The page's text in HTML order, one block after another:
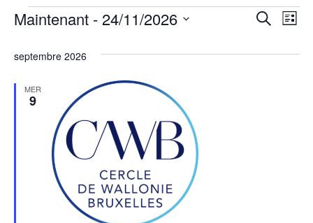
et
Recherche
Liste
Maintenant - 24/11/2026
une
septembre 2026
MER
9